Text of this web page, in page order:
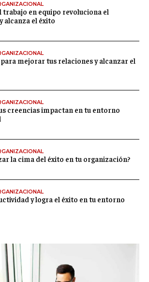
trabajo en equipo revoluciona el
alcanza el éxito
mejorar tus relaciones y alcanzar el
creencias impactan en tu entorno
la cima del éxito en tu organización?
y logra el éxito en tu entorno